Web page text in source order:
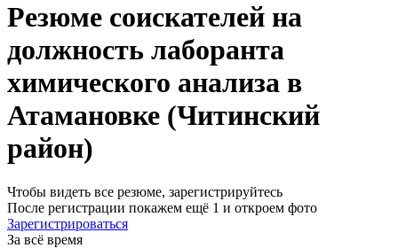
Резюме соискателей на
должность лаборанта
химического анализа в
Атамановке (Читинский
район)
Чтобы видеть все резюме, зарегистрируйтесь
После регистрации покажем ещё 1 и откроем фото
Зарегистрироваться
За всё время